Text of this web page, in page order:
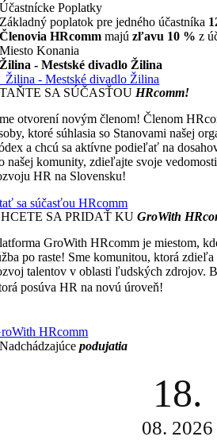
Účastnícke Poplatky
Základný poplatok pre jedného účastníka
Členovia HRcomm majúzľavu 10 % z
Miesto Konania
Žilina - Mestské divadlo Žilina
Žilina - Mestské divadlo Žilina
SA SÚČASŤOU HRcomm!
otvorení novým členom! Členom
ktoré súhlasia so Stanovami našej
a chcú sa aktívne podieľať na
našej komunity, zdieľajte svoje
HR na Slovensku!
sa súčasťou HRcomm
SA PRIDAŤ KUGroWith
GroWith HRcomm je miestom,
po raste! Sme komunitou, ktorá zdieľa
talentov v oblasti ľudských zdrojov.
posúva HR na novú úroveň!
HRcomm
Nadchádzajúcepodujatia
18.
08. 2026